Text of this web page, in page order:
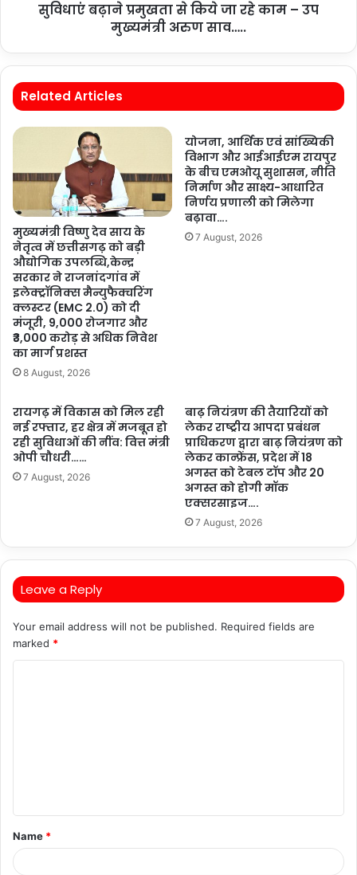
सुविधाएं बढ़ाने प्रमुखता से किये जा रहे काम – उप
मुख्यमंत्री अरुण साव…..
Related Articles
मुख्यमंत्री विष्णु देव साय के
नेतृत्व में छत्तीसगढ़ को बड़ी
औद्योगिक उपलब्धि,केन्द्र
सरकार ने राजनांदगांव में
इलेक्ट्रॉनिक्स मैन्युफैक्चरिंग
क्लस्टर (EMC 2.0) को दी
मंजूरी, 9,000 रोजगार और
₹3,000 करोड़ से अधिक निवेश
का मार्ग प्रशस्त
8 August, 2026
योजना, आर्थिक एवं सांख्यिकी
विभाग और आईआईएम रायपुर
के बीच एमओयू सुशासन, नीति
निर्माण और साक्ष्य-आधारित
निर्णय प्रणाली को मिलेगा
बढ़ावा….
7 August, 2026
रायगढ़ में विकास को मिल रही
नई रफ्तार, हर क्षेत्र में मजबूत हो
रही सुविधाओं की नींव: वित्त मंत्री
ओपी चौधरी……
7 August, 2026
बाढ़ नियंत्रण की तैयारियों को
लेकर राष्ट्रीय आपदा प्रबंधन
प्राधिकरण द्वारा बाढ़ नियंत्रण को
लेकर कान्फ्रेंस, प्रदेश में 18
अगस्त को टेबल टॉप और 20
अगस्त को होगी मॉक
एक्सरसाइज….
7 August, 2026
Leave a Reply
Your email address will not be published. Required fields are
marked *
t
*
Name *